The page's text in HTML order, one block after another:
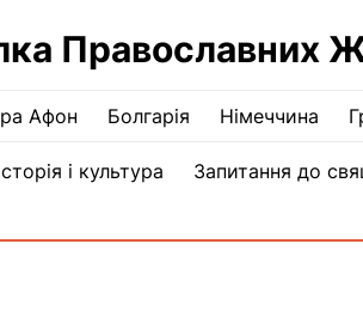
Православних
Афон Болгарія Німеччина
і культура Запитання до